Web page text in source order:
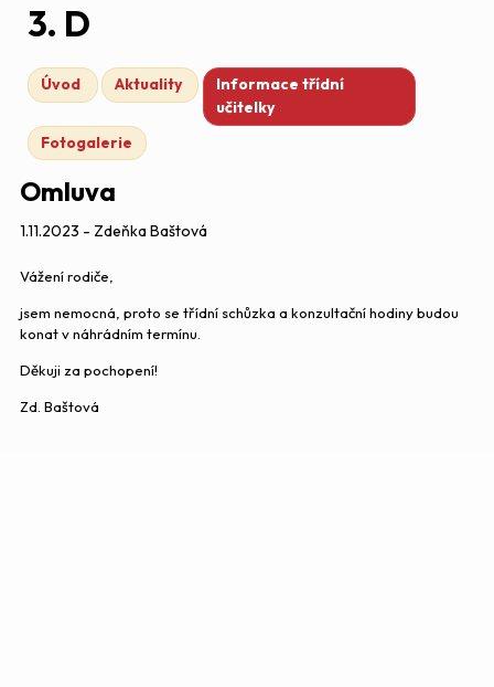
3. D
Úvod Aktuality
Informace třídní
učitelky
Fotogalerie
Omluva
1.11.2023 - Zdeňka Baštová
Vážení rodiče,
jsem nemocná, proto se třídní schůzka a konzultační hodiny budou
konat v náhrádním termínu.
Děkuji za pochopení!
Zd. Baštová